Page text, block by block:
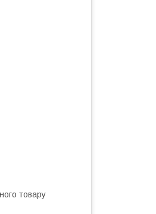
товару